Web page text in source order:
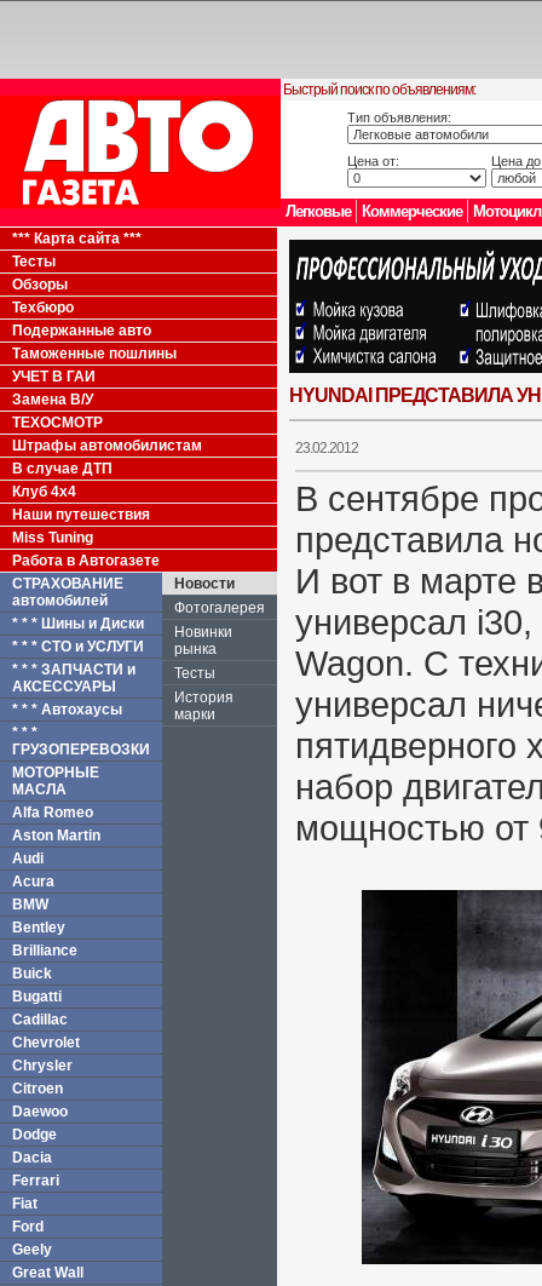
Быстрый поиск по объявлениям:
Тип объявления:
Цена от: Цена
Легковые Коммерческие
*** Карта сайта ***
Тесты
Обзоры
Техбюро
Подержанные авто
Таможенные пошлины
УЧЕТ В ГАИ
Замена В/У
ТЕХОСМОТР
Штрафы автомобилистам
В случае ДТП
Клуб 4x4
Наши путешествия
Miss Tuning
Работа в Автогазете
СТРАХОВАНИЕ
автомобилей
* * * Шины и Диски
* * * СТО и УСЛУГИ
* * * ЗАПЧАСТИ и
АКСЕССУАРЫ
* * * Автохаусы
* * *
ГРУЗОПЕРЕВОЗКИ
МОТОРНЫЕ
МАСЛА
Alfa Romeo
Aston Martin
Audi
Acura
BMW
Bentley
Brilliance
Buick
Bugatti
Cadillac
Chevrolet
Chrysler
Citroen
Daewoo
Dodge
Dacia
Ferrari
Fiat
Ford
Geely
Great Wall
Новости
Фотогалерея
Новинки
рынка
Тесты
История
марки
HYUNDAI ПРЕДСТАВИЛА
23.02.2012
В сентябре
представила
И вот в марте
универсал
Wagon. С
универсал
пятидверного
набор
мощностью от